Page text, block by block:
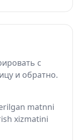
с
и обратно.
matnni
xizmatini